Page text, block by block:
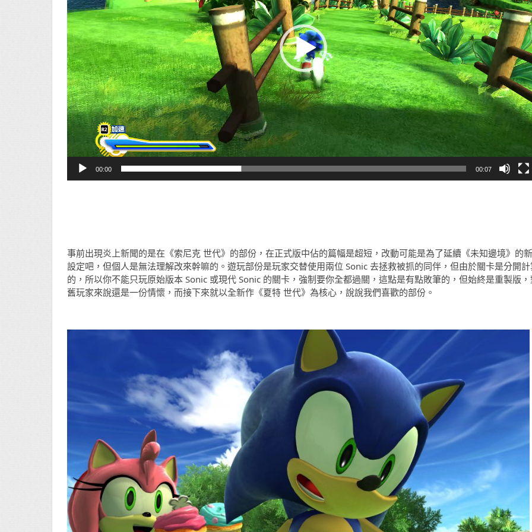
00:00 00:07
事前出現炎上新聞的是在《索尼克 世代》的部份，在正式版中佔的篇幅是超短，改動可能是為了延續《未知邊境》的新
設定吧，但個人是無法理解改來幹嘛的。遊玩部份是玩家交替使用兩位 Sonic 去拯救被抓的同伴，但由於關卡是分開
的，所以你不能只玩原始版本 Sonic 或現代 Sonic 的關卡，強制要你全都過關，這點是有點敗筆的，但始終是重製版
舊玩家來說還是一份情懷，而接下來就以全新作《夏特 世代》為核心，說說我們喜歡的部份。